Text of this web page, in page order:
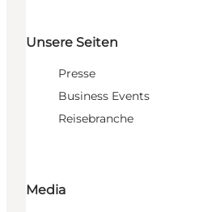
Unsere Seiten
Presse
Business Events
Reisebranche
Media